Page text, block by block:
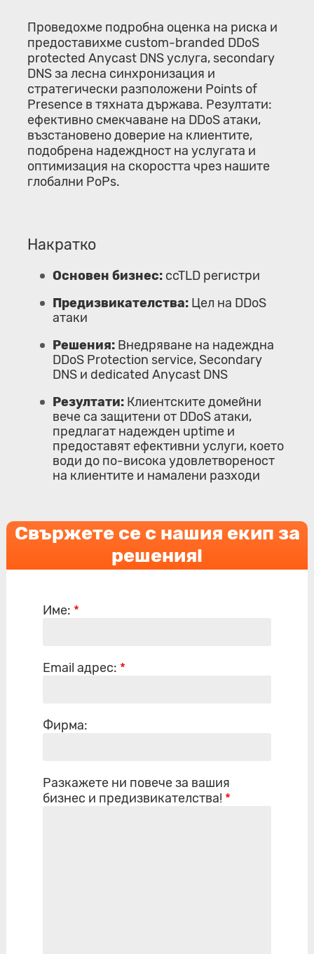
Проведохме подробна оценка на риска и
предоставихме custom-branded DDoS
protected Anycast DNS услуга, secondary
DNS за лесна синхронизация и
стратегически разположени Points of
Presence в тяхната държава. Резултати:
ефективно смекчаване на DDoS атаки,
възстановено доверие на клиентите,
подобрена надеждност на услугата и
оптимизация на скоростта чрез нашите
глобални PoPs.
Накратко
Основен бизнес: ccTLD регистри
Предизвикателства: Цел на DDoS
атаки
Решения: Внедряване на надеждна
DDoS Protection service, Secondary
DNS и dedicated Anycast DNS
Резултати: Клиентските домейни
вече са защитени от DDoS атаки,
предлагат надежден uptime и
предоставят ефективни услуги, което
води до по-висока удовлетвореност
на клиентите и намалени разходи
Свържете се с нашия екип за
решения!
Име: *
Email адрес: *
Фирма:
Разкажете ни повече за вашия
бизнес и предизвикателства! *